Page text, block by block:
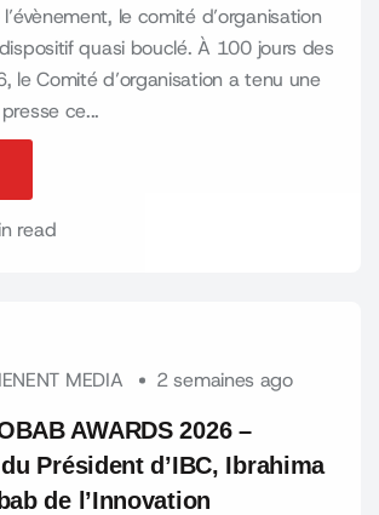
le comité d’organisation
quasi bouclé. À 100 jours des
le Comité d’organisation a tenu une
ce...
read
MEDIA 2 semaines ago
AWARDS 2026 –
Président d’IBC, Ibrahima
de l’Innovation